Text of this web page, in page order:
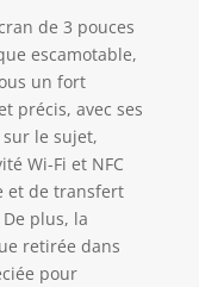
de 3 pouces
escamotable,
un fort
précis, avec ses
le sujet,
Wi-Fi et NFC
et de transfert
plus, la
retirée dans
pour